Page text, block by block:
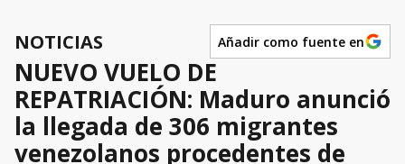
NOTICIAS Añadir como fuente en
NUEVO VUELO DE
REPATRIACIÓN: Maduro anunció
la llegada de 306 migrantes
venezolanos procedentes de